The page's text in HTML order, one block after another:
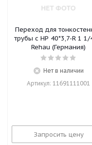
Переход для
трубы с НР 40*3,7-R 1 1/
Rehau (Германия)
Нет в наличии
Артикул: 11691111001
Запросить цену